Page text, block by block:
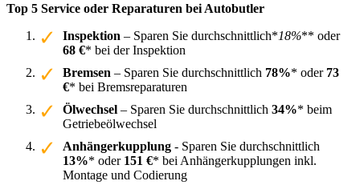
Top 5 Service oder Reparaturen bei Autobutler
Inspektion – Sparen Sie durchschnittlich*18%** oder
68 €* bei der Inspektion
Bremsen – Sparen Sie durchschnittlich 78%* oder 73
€* bei Bremsreparaturen
Ölwechsel – Sparen Sie durchschnittlich 34%* beim
Getriebeölwechsel
Anhängerkupplung - Sparen Sie durchschnittlich
13%* oder 151 €* bei Anhängerkupplungen inkl.
Montage und Codierung